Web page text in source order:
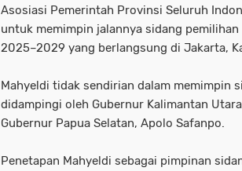
Asosiasi Pemerintah Provinsi Seluruh
untuk memimpin jalannya sidang pemilihan
2025–2029 yang berlangsung di Jakarta,
Mahyeldi tidak sendirian dalam memimpin
didampingi oleh Gubernur Kalimantan
Gubernur Papua Selatan, Apolo Safanpo.
Penetapan Mahyeldi sebagai pimpinan